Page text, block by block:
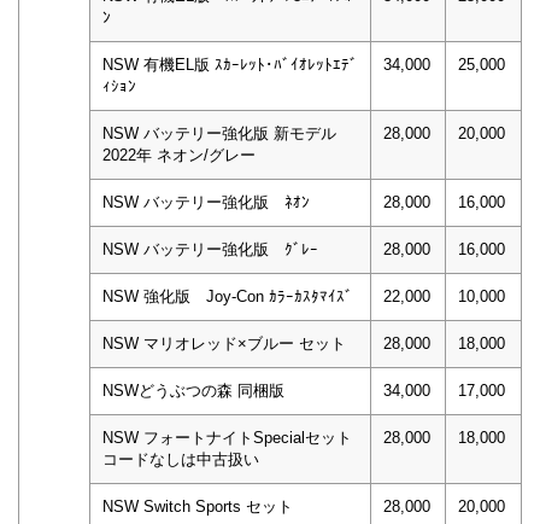
ﾝ
NSW 有機EL版 ｽｶｰﾚｯﾄ･ﾊﾞｲｵﾚｯﾄｴﾃﾞ
ｨｼｮﾝ
34,000 25,000
NSW バッテリー強化版 新モデル
2022年 ネオン/グレー
28,000 20,000
NSW バッテリー強化版 ﾈｵﾝ 28,000 16,000
NSW バッテリー強化版 ｸﾞﾚｰ 28,000 16,000
NSW 強化版 Joy-Con ｶﾗｰｶｽﾀﾏｲｽﾞ 22,000 10,000
NSW マリオレッド×ブルー セット 28,000 18,000
NSWどうぶつの森 同梱版 34,000 17,000
NSW フォートナイトSpecialセット
コードなしは中古扱い
28,000 18,000
NSW Switch Sports セット 28,000 20,000